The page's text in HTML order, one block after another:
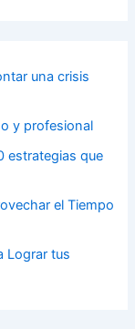
una crisis
y profesional
estrategias que
el Tiempo
Lograr tus